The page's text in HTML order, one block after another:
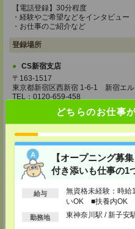
どちらのお仕事
【オープニング募
付き添いも仕事の1
給与
無資格未経験：時
いOK ■扶養内OK
以上
勤務地 東神奈川駅 / 新子安
【電話登録】30分程度
・経験やご希望などをインタビュー
・お仕事のご紹介など
登録場所
CS新宿支店
〒163-1517
東京都新宿区西新宿 1-6-1 新宿エ
TEL：0120-659-458
担当：採用担当
CS立川支店
〒190-0012
東京都立川市曙町2-34-7 ファーレ
TEL：0120-659-460
MAIL：
〒220-8136
神奈川県横浜市西区みなとみらい